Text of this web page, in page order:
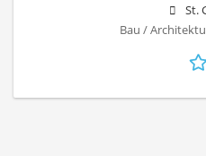
St.
Bau /